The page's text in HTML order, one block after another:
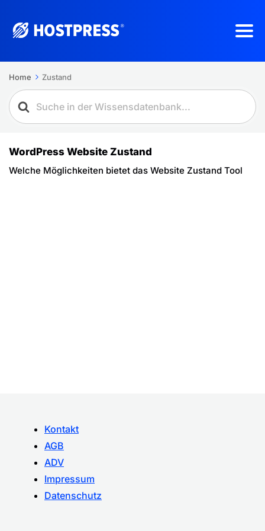
Home Zustand
WordPress Website Zustand
Welche Möglichkeiten bietet das Website Zustand Tool
Kontakt
AGB
ADV
Impressum
Datenschutz